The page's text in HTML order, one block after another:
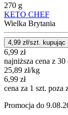
270 g
KETO CHEF
Wielka Brytania
4,99 zł/szt. kupując
6,99 zł
najniższa cena z
25,89 zł/kg
6,99 zł
cena za 1 szt. poza
Promocja do